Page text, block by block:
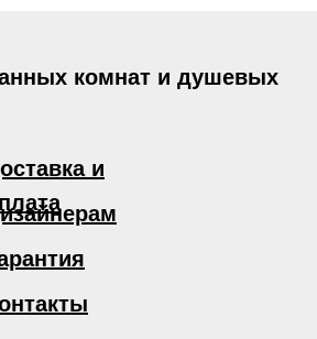
и
комнат и душевых